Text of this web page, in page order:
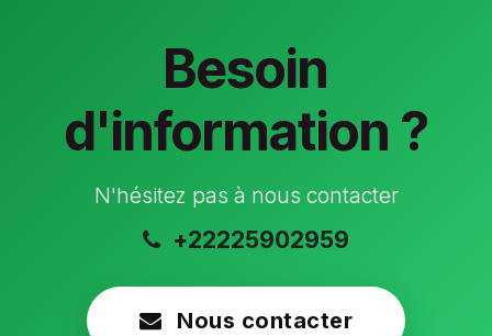
Besoin
d'information ?
N'hésitez pas à nous contacter
+22225902959
Nous contacter